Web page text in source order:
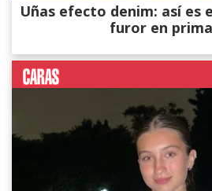
Uñas efecto denim: así es
furor en